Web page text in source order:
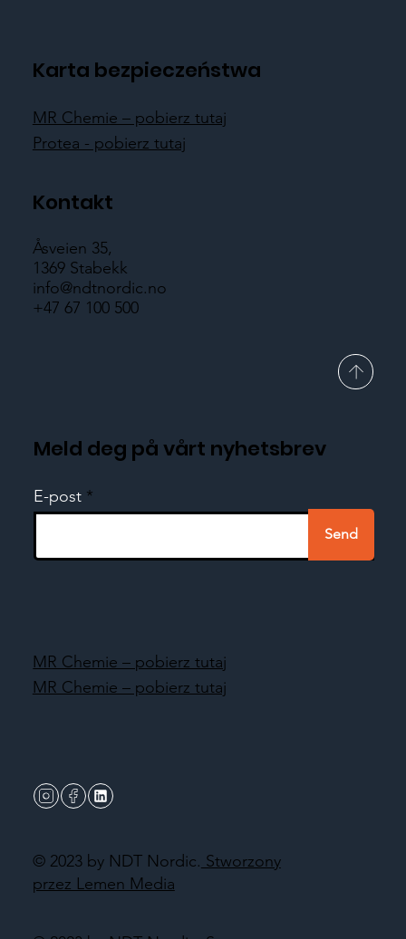
Karta bezpieczeństwa
MR Chemie – pobierz tutaj
Protea - pobierz tutaj
Kontakt
Åsveien 35,
1369 Stabekk
info@ndtnordic.no
+47 67 100 500
Meld deg på vårt nyhetsbrev
E-post
Send
© 2023 by NDT Nordic. Stworzony
przez Lemen Media
MR Chemie – pobierz tutaj
MR Chemie – pobierz tutaj